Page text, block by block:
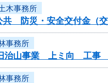
木事務所
防災・安全交付金（
事務所
治山事業 上ミ向 工事
事務所